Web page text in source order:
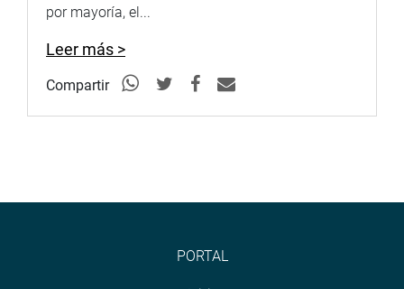
por mayoría, el...
Leer más >
Compartir
PORTAL